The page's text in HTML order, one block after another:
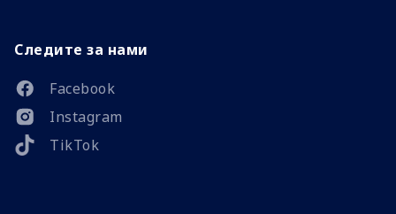
Следите за нами
Facebook
Instagram
TikTok